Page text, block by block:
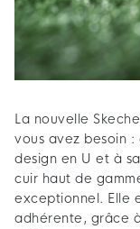
La nouvelle
vous avez besoin
design en U et à
cuir haut de
exceptionnel. Elle
adhérente, grâce